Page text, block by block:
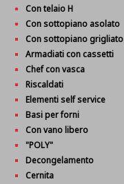
Con telaio H
Con sottopiano asolato
Con sottopiano grigliato
Armadiati con cassetti
Chef con vasca
Riscaldati
Elementi self service
Basi per forni
Con vano libero
"POLY"
Decongelamento
Cernita